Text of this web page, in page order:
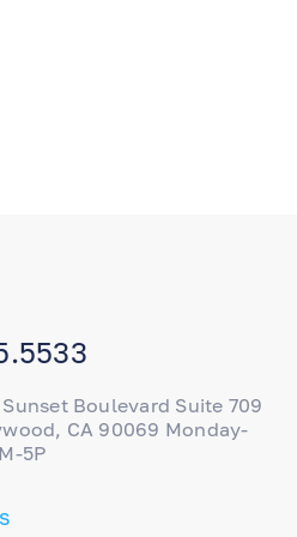
Sunset Boulevard Suite 709
CA 90069 Monday-
5P